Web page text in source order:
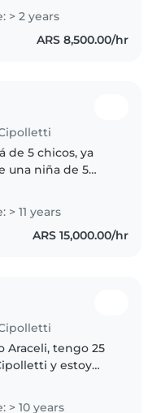
y los ultimos dos
un salón
clases de..
> 2 years
ARS 8,500.00/hr
de 5 chicos, ya
una niña de 5
niños, soy
y tengo
con niños, y
> 11 years
ARS 15,000.00/hr
Araceli, tengo 25
y estoy
mañana hasta el
> 10 years